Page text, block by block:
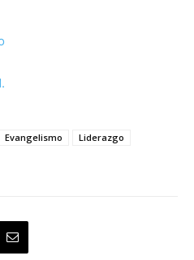
Evangelismo
Liderazgo